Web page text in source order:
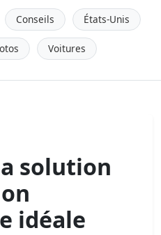
Conseils États-Unis
Voitures
solution
idéale